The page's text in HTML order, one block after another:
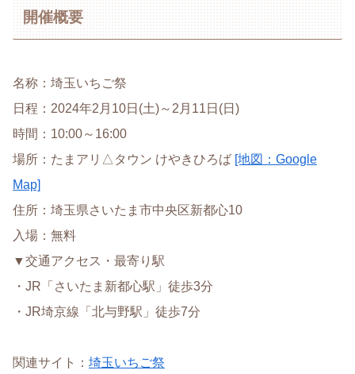
開催概要
名称：埼玉いちご祭
日程：2024年2月10日(土)～2月11日(日)
時間：10:00～16:00
場所：たまアリ△タウン けやきひろば [地図：Google
Map]
住所：埼玉県さいたま市中央区新都心10
入場：無料
▼交通アクセス・最寄り駅
・JR「さいたま新都心駅」徒歩3分
・JR埼京線「北与野駅」徒歩7分
関連サイト： 埼玉いちご祭